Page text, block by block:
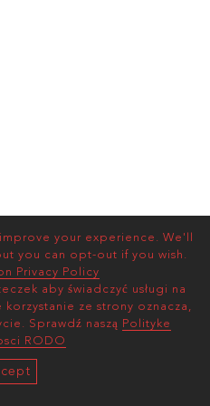
your experience. We'll
you can opt-out if you wish.
Privacy Policy
aby świadczyć usługi na
korzystanie ze strony oznacza,
Sprawdź naszą Polityke
RODO